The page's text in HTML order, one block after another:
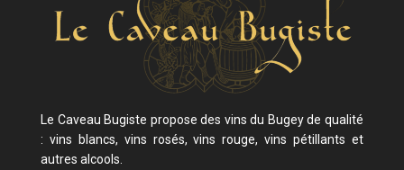
Le Caveau Bugiste propose des vins du Bugey de qualité
: vins blancs, vins rosés, vins rouge, vins pétillants et
autres alcools.